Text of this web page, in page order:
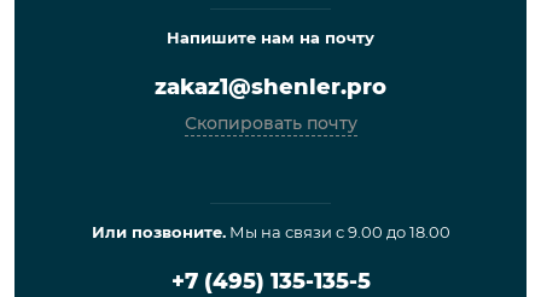
Напишите нам на почту
zakaz1@shenler.pro
Скопировать почту
Или позвоните.Мы на связи с 9.00 до 18.00
+7 (495) 135-135-5